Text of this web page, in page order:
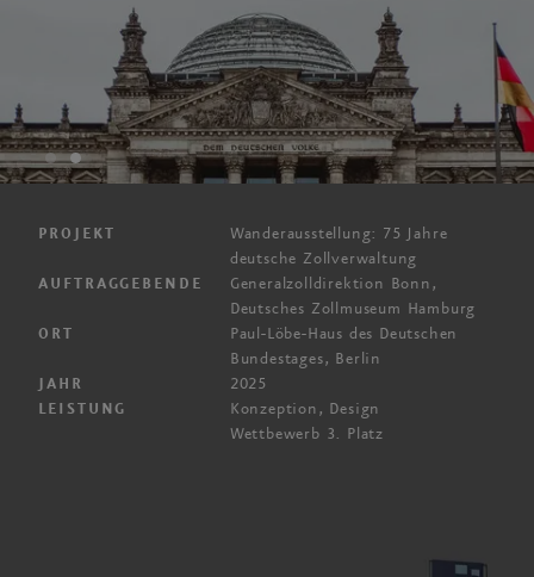
PROJEKT
Wanderausstellung: 75 Jahre
deutsche Zollverwaltung
AUFTRAGGEBENDE
Generalzolldirektion Bonn,
Deutsches Zollmuseum Hamburg
ORT
Paul-Löbe-Haus des Deutschen
Bundestages, Berlin
JAHR 2025
LEISTUNG
Konzeption, Design
Wettbewerb 3. Platz